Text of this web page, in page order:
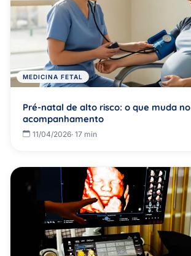
MEDICINA FETAL
Pré-natal de alto risco: o que muda no
acompanhamento
11/04/2026· 17 min